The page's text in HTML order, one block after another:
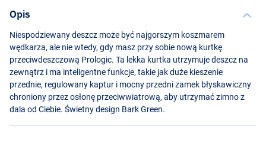
Opis
Niespodziewany deszcz może być najgorszym koszmarem
wędkarza, ale nie wtedy, gdy masz przy sobie nową kurtkę
przeciwdeszczową Prologic. Ta lekka kurtka utrzymuje deszcz na
zewnątrz i ma inteligentne funkcje, takie jak duże kieszenie
przednie, regulowany kaptur i mocny przedni zamek błyskawiczny
chroniony przez osłonę przeciwwiatrową, aby utrzymać zimno z
dala od Ciebie. Świetny design Bark Green.